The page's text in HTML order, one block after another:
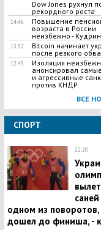
Dow Jones рухнул
рекордного роста
14:46
Повышение
возраста в России
неизбежно - Кудрин
13:32
Bitcoin начинает
после резкого
12:45
Изоляция
анонсировал
и агрессивные
против КНДР
ВСЕ
СПОРТ
22:20
одном из поворотов,
дошел до финиша, -